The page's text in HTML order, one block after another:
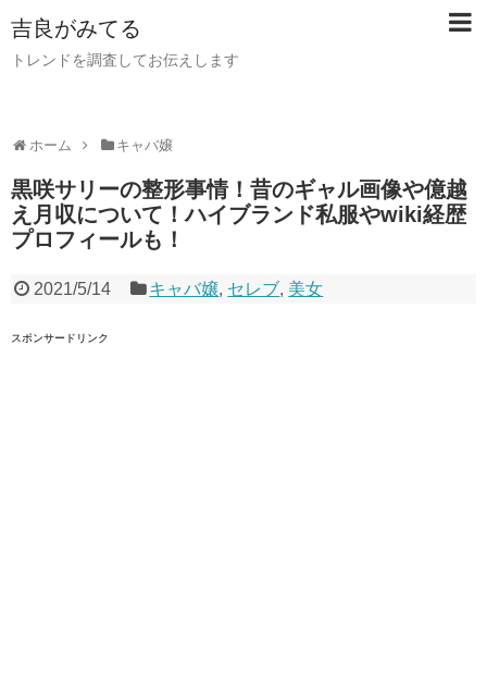
吉良がみてる
トレンドを調査してお伝えします
ホーム キャバ嬢
黒咲サリーの整形事情！昔のギャル画像や億越
え月収について！ハイブランド私服やwiki経歴
プロフィールも！
2021/5/14 キャバ嬢, セレブ, 美女
スポンサードリンク